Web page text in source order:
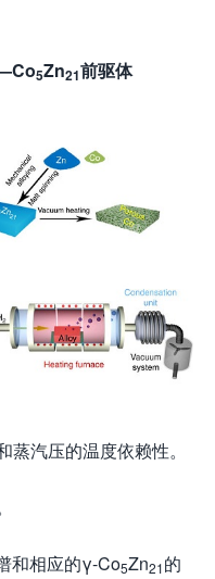
5Zn21前驱体
汽压的温度依赖性。
和相应的γ-Co5Zn21的